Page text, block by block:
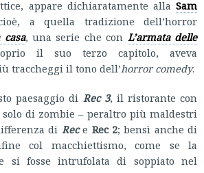
appare dichiaratamente alla Sam
a quella tradizione dell’horror
casa, una serie che con L’armata delle
il suo terzo capitolo, aveva
traccheggi il tono dell’horror comedy.
paesaggio di Rec 3, il ristorante con
di zombie – peraltro più maldestri
di Rece Rec 2; bensì anche di
col macchiettismo, come se la
si fosse intrufolata di soppiato nel